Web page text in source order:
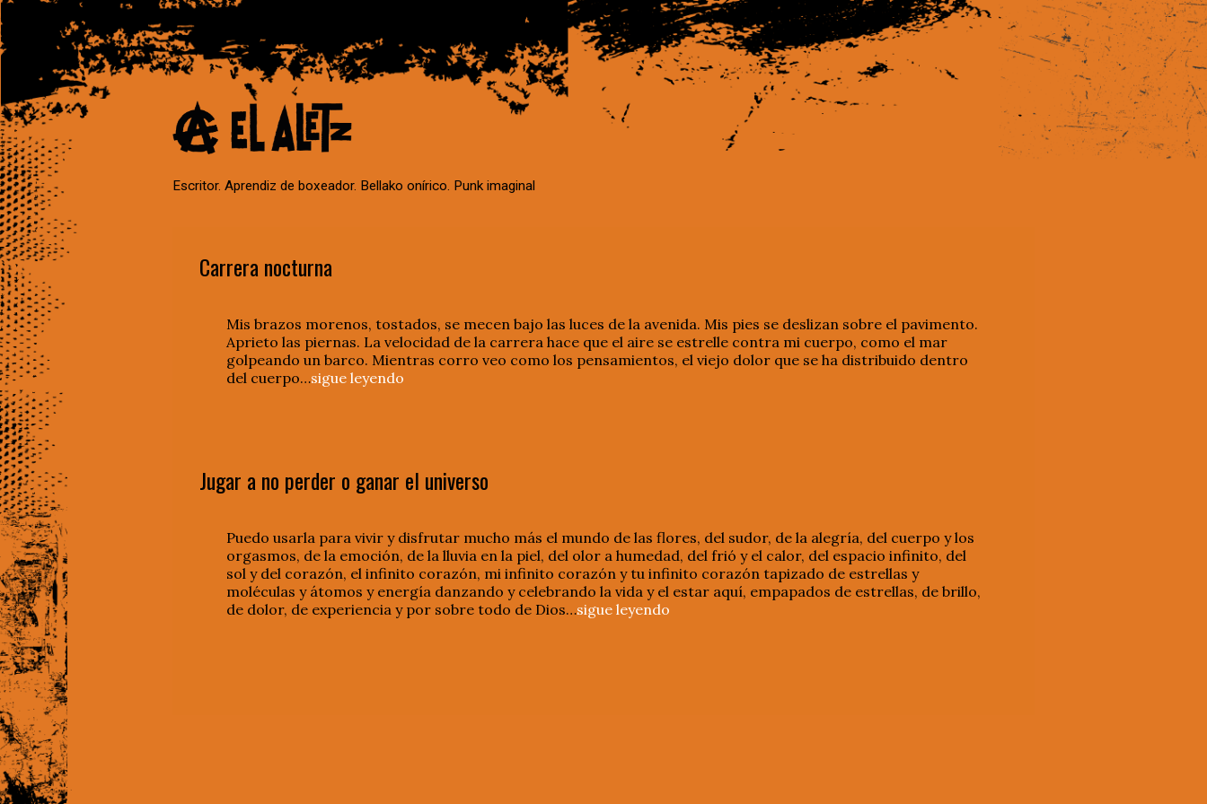
Escritor. Aprendiz de boxeador. Bellako onírico. Punk imaginal
Carrera nocturna
Mis brazos morenos, tostados, se mecen bajo las luces de la avenida. Mis pies se deslizan sobre el pavimento.
Aprieto las piernas. La velocidad de la carrera hace que el aire se estrelle contra mi cuerpo, como el mar
golpeando un barco. Mientras corro veo como los pensamientos, el viejo dolor que se ha distribuido dentro
del cuerpo…sigue leyendo
Jugar a no perder o ganar el universo
Puedo usarla para vivir y disfrutar mucho más el mundo de las flores, del sudor, de la alegría, del cuerpo y los
orgasmos, de la emoción, de la lluvia en la piel, del olor a humedad, del frió y el calor, del espacio infinito, del
sol y del corazón, el infinito corazón, mi infinito corazón y tu infinito corazón tapizado de estrellas y
moléculas y átomos y energía danzando y celebrando la vida y el estar aquí, empapados de estrellas, de brillo,
de dolor, de experiencia y por sobre todo de Dios…sigue leyendo